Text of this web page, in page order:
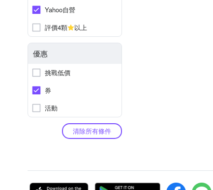
Yahoo自營
評價4顆
以上
優惠
挑戰低價
券
活動
清除所有條件